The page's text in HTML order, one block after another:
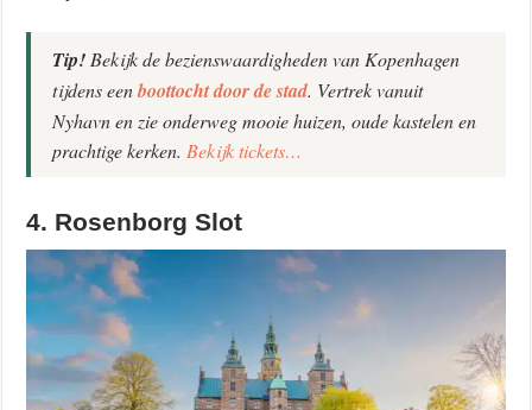
Tip! Bekijk de bezienswaardigheden van Kopenhagen
tijdens eenboottocht door de stad. Vertrek vanuit
Nyhavn en zie onderweg mooie huizen, oude kastelen en
prachtige kerken. Bekijk tickets…
4. Rosenborg Slot